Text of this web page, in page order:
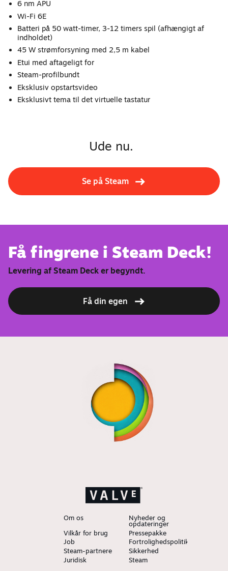
6 nm APU
Wi-Fi 6E
Batteri på 50 watt-timer, 3-12 timers spil (afhængigt af
indholdet)
45 W strømforsyning med 2,5 m kabel
Etui med aftageligt for
Steam-profilbundt
Eksklusiv opstartsvideo
Eksklusivt tema til det virtuelle tastatur
Ude nu.
Se på Steam
Få fingrene i Steam Deck!
Levering af Steam Deck er begyndt.
Få din egen
Om os Nyheder og
opdateringer
Vilkår for brug
Pressepakke
Job
Fortrolighedspolitik
Steam-partnere
Sikkerhed
Juridisk
Steam